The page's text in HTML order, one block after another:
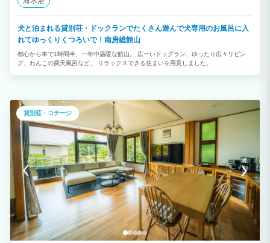
犬と泊まれる貸別荘・ドックランでたくさん遊んで犬専用のお風呂に入
れてゆっくりくつろいで！南房総館山
都心から車で1時間半、一年中温暖な館山。 広ーいドッグラン、ゆったり広々リビン
グ、わんこの露天風呂など、 リラックスできる住まいを用意しました。
貸別荘・コテージ